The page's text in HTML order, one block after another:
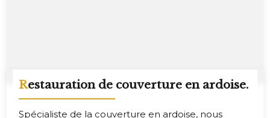
Restauration de couverture en ardoise.
Spécialiste de la couverture en ardoise, nous